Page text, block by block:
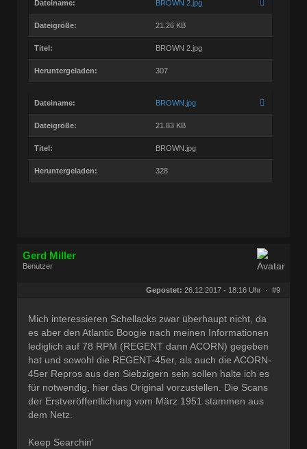
Dateiname: BROWN 2.jpg
Dateigröße: 21.26 KB
Titel: BROWN 2.jpg
Heruntergeladen: 307
Dateiname: BROWN.jpg
Dateigröße: 21.83 KB
Titel: BROWN.jpg
Heruntergeladen: 328
Gerd Miller
Benutzer
Gepostet: 26.12.2017 - 18:16 Uhr · #9
Mich interessieren Schellacks zwar überhaupt nicht, da
es aber den Atlantic Boogie nach meinen Informationen
lediglich auf 78 RPM (REGENT dann ACORN) gegeben
hat und sowohl die REGENT-45er, als auch die ACORN-
45er Repros aus den Siebzigern sein sollen halte ich es
für notwendig, hier das Original vorzustellen. Die Scans
der Erstveröffentlichung vom März 1951 stammen aus
dem Netz.
Keep Searchin'